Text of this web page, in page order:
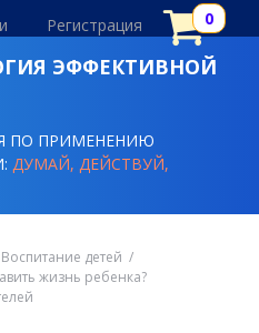
Регистрация
ЭФФЕКТИВНОЙ
ПО ПРИМЕНЕНИЮ
ДУМАЙ, ДЕЙСТВУЙ,
Воспитание детей
жизнь ребенка?